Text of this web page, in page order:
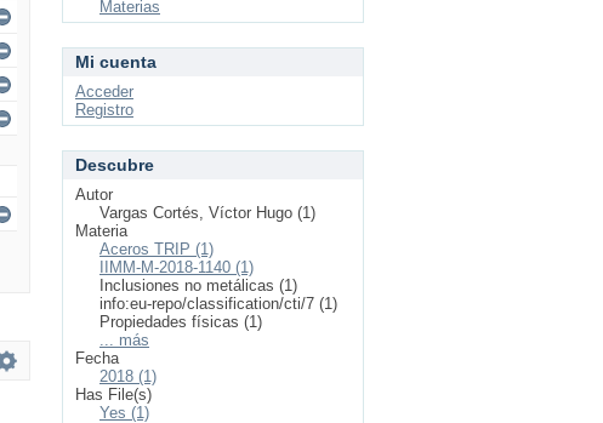
Materias
Mi cuenta
Acceder
Registro
Descubre
Autor
Vargas Cortés, Víctor Hugo (1)
Materia
Aceros TRIP (1)
IIMM-M-2018-1140 (1)
Inclusiones no metálicas (1)
info:eu-repo/classification/cti/7 (1)
Propiedades físicas (1)
... más
Fecha
2018 (1)
Has File(s)
Yes (1)